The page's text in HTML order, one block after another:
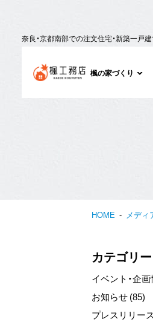
奈良・京都南部での注文住宅・新築一戸
楓の家づくり
HOME メディ
カテゴリー
イベント・企
お知らせ (85)
プレスリリー